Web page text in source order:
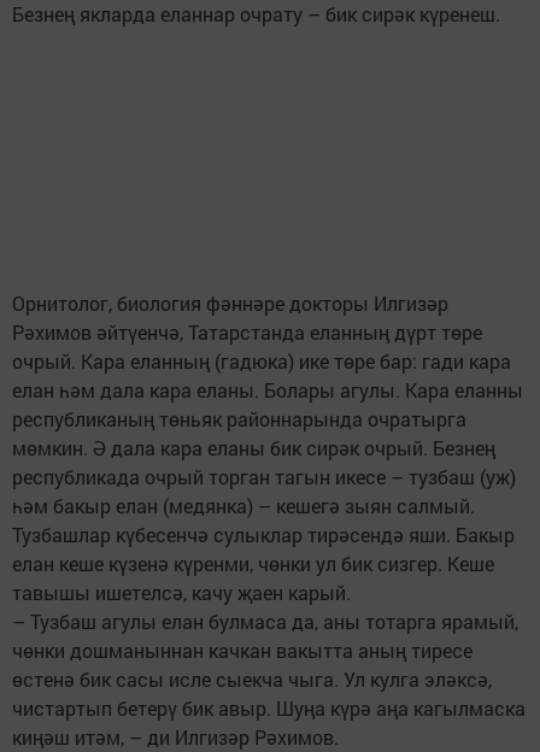
Безнең якларда еланнар очрату – бик сирәк күренеш.
Орнитолог, биология фәннәре докторы Илгизәр
Рәхимов әйтүенчә, Татарстанда еланның дүрт төре
очрый. Кара еланның (гадюка) ике төре бар: гади кара
елан һәм дала кара еланы. Болары агулы. Кара еланны
республиканың төньяк районнарында очратырга
мөмкин. Ә дала кара еланы бик сирәк очрый. Безнең
республикада очрый торган тагын икесе – тузбаш (уж)
һәм бакыр елан (медянка) – кешегә зыян салмый.
Тузбашлар күбесенчә сулыклар тирәсендә яши. Бакыр
елан кеше күзенә күренми, чөнки ул бик сизгер. Кеше
тавышы ишетелсә, качу җаен карый.
– Тузбаш агулы елан булмаса да, аны тотарга ярамый,
чөнки дошманыннан качкан вакытта аның тиресе
өстенә бик сасы исле сыекча чыга. Ул кулга эләксә,
чистартып бетерү бик авыр. Шуңа күрә аңа кагылмаска
киңәш итәм, – ди Илгизәр Рәхимов.